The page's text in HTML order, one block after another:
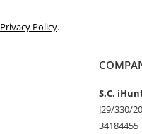
Privacy Policy.
S.C.
J29/330/
34184455